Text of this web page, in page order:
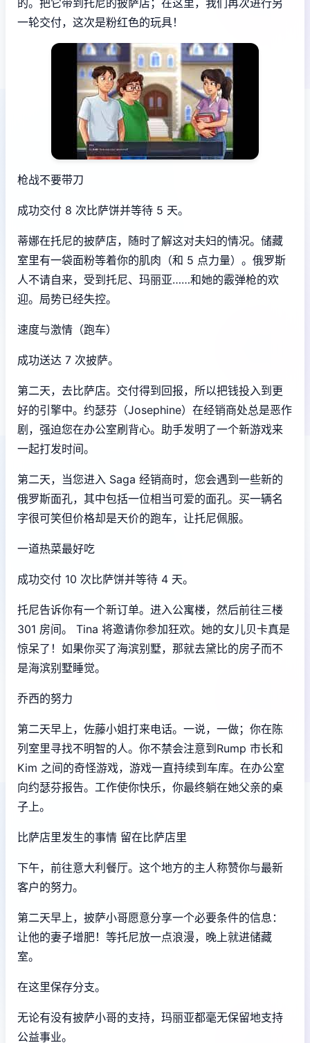
一轮交付，这次是粉红色的玩具！
枪战不要带刀
成功交付 8 次比萨饼并等待 5 天。
蒂娜在托尼的披萨店，随时了解这对夫妇的情况。储藏
室里有一袋面粉等着你的肌肉（和 5 点力量）。俄罗斯
人不请自来，受到托尼、玛丽亚……和她的霰弹枪的欢
迎。局势已经失控。
速度与激情（跑车）
成功送达 7 次披萨。
第二天，去比萨店。交付得到回报，所以把钱投入到更
好的引擎中。约瑟芬（Josephine）在经销商处总是恶作
剧，强迫您在办公室刷背心。助手发明了一个新游戏来
一起打发时间。
第二天，当您进入 Saga 经销商时，您会遇到一些新的
俄罗斯面孔，其中包括一位相当可爱的面孔。买一辆名
字很可笑但价格却是天价的跑车，让托尼佩服。
一道热菜最好吃
成功交付 10 次比萨饼并等待 4 天。
托尼告诉你有一个新订单。进入公寓楼，然后前往三楼
301 房间。 Tina 将邀请你参加狂欢。她的女儿贝卡真是
惊呆了！如果你买了海滨别墅，那就去黛比的房子而不
是海滨别墅睡觉。
乔西的努力
第二天早上，佐藤小姐打来电话。一说，一做；你在陈
列室里寻找不明智的人。你不禁会注意到Rump 市长和
Kim 之间的奇怪游戏，游戏一直持续到车库。在办公室
向约瑟芬报告。工作使你快乐，你最终躺在她父亲的桌
子上。
比萨店里发生的事情 留在比萨店里
下午，前往意大利餐厅。这个地方的主人称赞你与最新
客户的努力。
第二天早上，披萨小哥愿意分享一个必要条件的信息：
让他的妻子增肥！等托尼放一点浪漫，晚上就进储藏
室。
在这里保存分支。
无论有没有披萨小哥的支持，玛丽亚都毫无保留地支持
公益事业。